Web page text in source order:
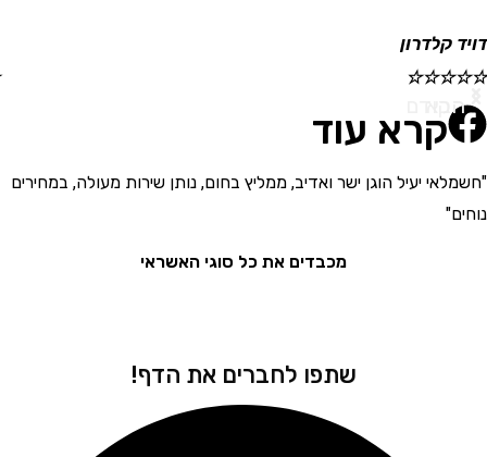
☆
☆
קרא עוד
יעיל הוגן ישר ואדיב, ממליץ בחום, נותן שירות מעולה, במחירים
מכבדים את כל סוגי האשראי
שתפו לחברים את הדף!